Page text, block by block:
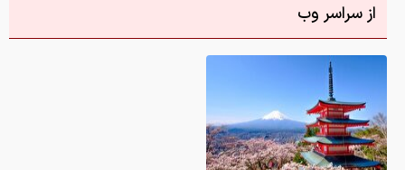
از سراسر وب